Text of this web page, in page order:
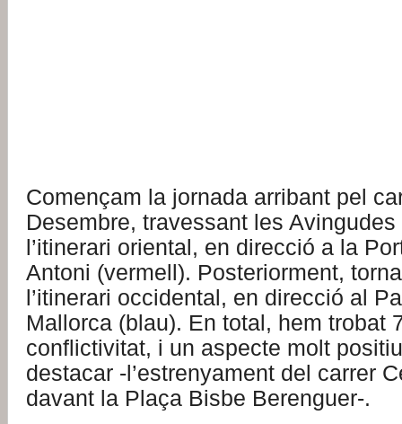
Començam la jornada arribant pel
Desembre, travessant les
l’itinerari oriental, en direcció a la
Antoni (vermell). Posteriorment,
l’itinerari occidental, en direcció al
Mallorca (blau). En total, hem trobat
conflictivitat, i un aspecte molt
destacar -l’estrenyament del carrer
davant la Plaça Bisbe Berenguer-.